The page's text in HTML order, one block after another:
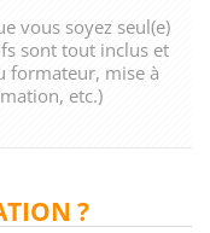
vous soyez seul(e)
sont tout inclus et
formateur, mise à
etc.)
?